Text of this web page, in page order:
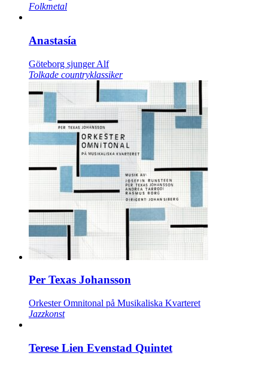
Folkmetal
Anastasía
Göteborg sjunger Alf
Tolkade countryklassiker
Per Texas Johansson
Orkester Omnitonal på Musikaliska Kvarteret
Jazzkonst
Terese Lien Evenstad Quintet